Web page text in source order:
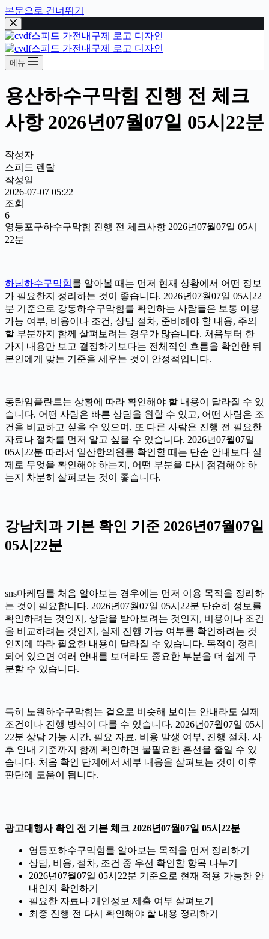
본문으로 건너뛰기
메뉴
용산하수구막힘 진행 전 체크
사항 2026년07월07일 05시22분
작성자
스피드 렌탈
작성일
2026-07-07 05:22
조회
6
영등포구하수구막힘 진행 전 체크사항 2026년07월07일 05시
22분
하남하수구막힘를 알아볼 때는 먼저 현재 상황에서 어떤 정보
가 필요한지 정리하는 것이 좋습니다. 2026년07월07일 05시22
분 기준으로 강동하수구막힘를 확인하는 사람들은 보통 이용
가능 여부, 비용이나 조건, 상담 절차, 준비해야 할 내용, 주의
할 부분까지 함께 살펴보려는 경우가 많습니다. 처음부터 한
가지 내용만 보고 결정하기보다는 전체적인 흐름을 확인한 뒤
본인에게 맞는 기준을 세우는 것이 안정적입니다.
동탄임플란트는 상황에 따라 확인해야 할 내용이 달라질 수 있
습니다. 어떤 사람은 빠른 상담을 원할 수 있고, 어떤 사람은 조
건을 비교하고 싶을 수 있으며, 또 다른 사람은 진행 전 필요한
자료나 절차를 먼저 알고 싶을 수 있습니다. 2026년07월07일
05시22분 따라서 일산한의원를 확인할 때는 단순 안내보다 실
제로 무엇을 확인해야 하는지, 어떤 부분을 다시 점검해야 하
는지 차분히 살펴보는 것이 좋습니다.
강남치과 기본 확인 기준 2026년07월07일
05시22분
sns마케팅를 처음 알아보는 경우에는 먼저 이용 목적을 정리하
는 것이 필요합니다. 2026년07월07일 05시22분 단순히 정보를
확인하려는 것인지, 상담을 받아보려는 것인지, 비용이나 조건
을 비교하려는 것인지, 실제 진행 가능 여부를 확인하려는 것
인지에 따라 필요한 내용이 달라질 수 있습니다. 목적이 정리
되어 있으면 여러 안내를 보더라도 중요한 부분을 더 쉽게 구
분할 수 있습니다.
특히 노원하수구막힘는 겉으로 비슷해 보이는 안내라도 실제
조건이나 진행 방식이 다를 수 있습니다. 2026년07월07일 05시
22분 상담 가능 시간, 필요 자료, 비용 발생 여부, 진행 절차, 사
후 안내 기준까지 함께 확인하면 불필요한 혼선을 줄일 수 있
습니다. 처음 확인 단계에서 세부 내용을 살펴보는 것이 이후
판단에 도움이 됩니다.
광고대행사 확인 전 기본 체크 2026년07월07일 05시22분
영등포하수구막힘를 알아보는 목적을 먼저 정리하기
상담, 비용, 절차, 조건 중 우선 확인할 항목 나누기
2026년07월07일 05시22분 기준으로 현재 적용 가능한 안
내인지 확인하기
필요한 자료나 개인정보 제출 여부 살펴보기
최종 진행 전 다시 확인해야 할 내용 정리하기